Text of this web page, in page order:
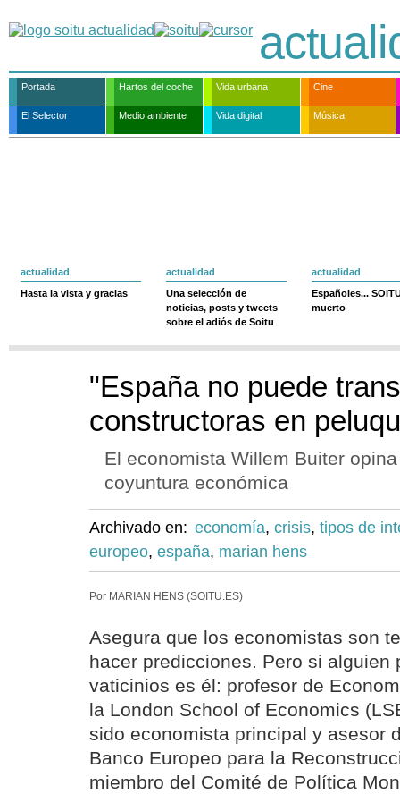
Portada Hartos del coche Vida urbana Cine
El Selector Medio ambiente Vida digital Música
actualidad
Hasta la vista y gracias
actualidad
Una selección de
noticias, posts y tweets
sobre el adiós de Soitu
actualidad
Españoles...
muerto
"España no puede
constructoras en
El economista Willem Buiter
coyuntura económica
Archivado en: economía, crisis, tipos de
europeo, españa, marian hens
Por MARIAN HENS (SOITU.ES)
Asegura que los economistas son
hacer predicciones. Pero si alguien
vaticinios es él: profesor de
la London School of Economics
sido economista principal y asesor
Banco Europeo para la
miembro del Comité de Política